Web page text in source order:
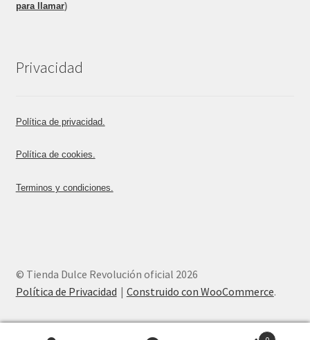
para llamar)
Privacidad
Política de privacidad.
Política de cookies.
Terminos y condiciones.
© Tienda Dulce Revolución oficial 2026
Política de Privacidad
Construido con WooCommerce.